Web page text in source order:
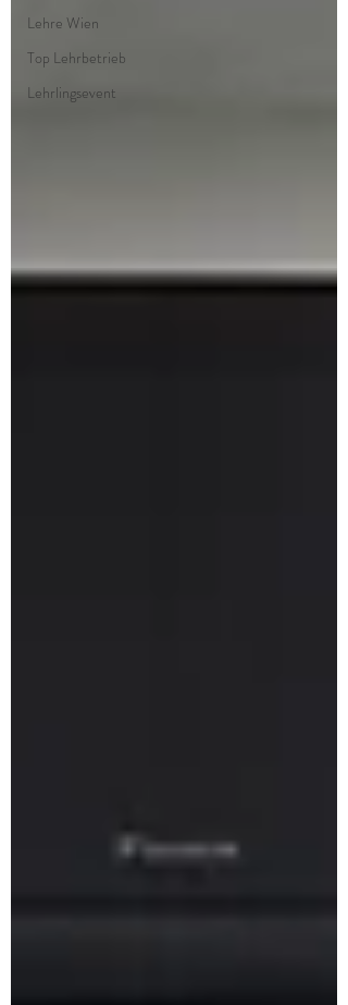
Lehre Wien
Top Lehrbetrieb
Lehrlingsevent